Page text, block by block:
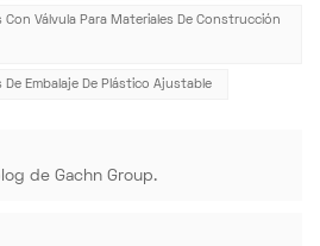
Con Válvula Para Materiales De Construcción
De Embalaje De Plástico Ajustable
de Gachn Group.